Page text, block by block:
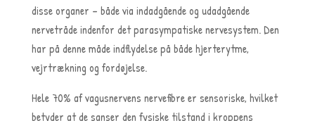
disse organer – både via indadgående og udadgående
nervetråde indenfor det parasympatiske nervesystem. Den
har på denne måde indflydelse på både hjerterytme,
vejrtrækning og fordøjelse.
Hele 70% af vagusnervens nervefibre er sensoriske, hvilket
betyder at de sanser den fysiske tilstand i kroppens